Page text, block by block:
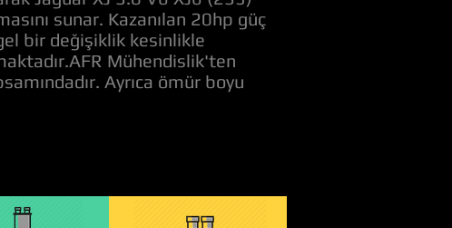
sunar. Kazanılan 20hp güç
bir değişiklik kesinlikle
Mühendislik'ten
Ayrıca ömür boyu